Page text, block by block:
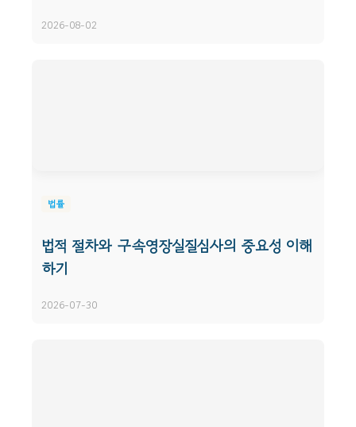
2026-08-02
법률
법적 절차와 구속영장실질심사의 중요성 이해
하기
2026-07-30